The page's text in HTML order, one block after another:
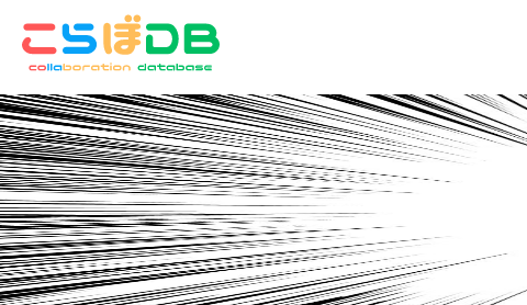
ン
ツ
へ
ス
キ
ッ
プ
ー
シ
ョ
ン
に
移
動